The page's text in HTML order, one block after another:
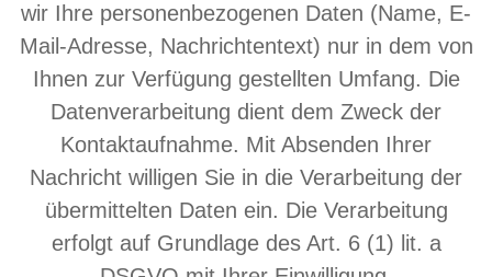
wir Ihre personenbezogenen Daten (Name, E-
Mail-Adresse, Nachrichtentext) nur in dem von
Ihnen zur Verfügung gestellten Umfang. Die
Datenverarbeitung dient dem Zweck der
Kontaktaufnahme. Mit Absenden Ihrer
Nachricht willigen Sie in die Verarbeitung der
übermittelten Daten ein. Die Verarbeitung
erfolgt auf Grundlage des Art. 6 (1) lit. a